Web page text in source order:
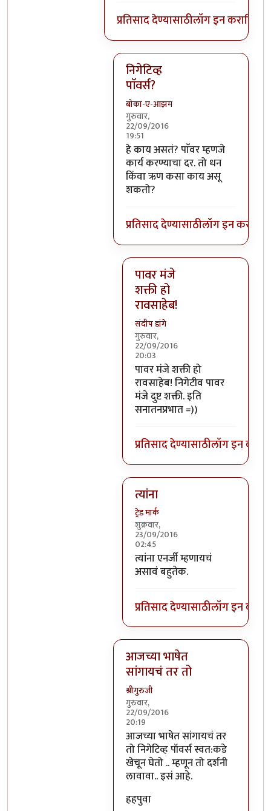
प्रतिसाद देण्यासाठीलॉग इन कराकिंवा
निगेटिव्ह
पाॅवर्स?
बोका-ए-आझम
गुरुवार,
22/09/2016
19:51
In reply toआजच्या भाषेत सांगायचं
हे काय असतं? पाॅवर म्हणजे
कार्य करण्याचा दर. तो धन
किंवा ऋण कसा काय असू
शकतो?
प्रतिसाद देण्यासाठीलॉग इन करा
पावर मंजे
शक्ती हो
रावसाहेब!
संदीप डांगे
गुरुवार,
22/09/2016
20:03
In reply toनिगेटिव्ह पाॅवर्स?
पावर मंजे शक्ती हो
रावसाहेब! निगेटीव पावर
मंजे दुष्ट शक्ती. इति
सनातनप्रभात =))
प्रतिसाद देण्यासाठीलॉग इन करा
त्यांना
ट्रेड मार्क
शुक्रवार,
23/09/2016
02:45
In reply toनिगेटिव्ह पाॅवर्स?
त्यांना एनर्जी म्हणायचं
असावं बहुतेक.
प्रतिसाद देण्यासाठीलॉग इन करा
आजच्या भाषेत
सांगायचं तर तो
श्रीगुरुजी
गुरुवार,
22/09/2016
20:19
In reply toआजच्या भाषेत सांगायचं
आजच्या भाषेत सांगायचं तर
तो निगेटिव्ह पॉवर्स स्वत:कडे
खेचून घेतो .. म्हणून तो दर्शनी
लावावा.. इसं आहे.
हहपुवा